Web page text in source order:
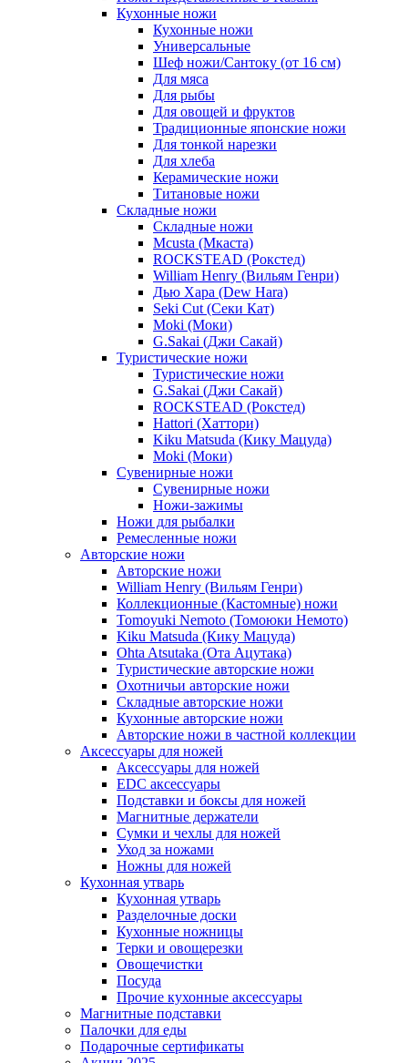
Кухонные ножи
Кухонные ножи
Универсальные
Шеф ножи/Сантоку (от 16 см)
Для мяса
Для рыбы
Для овощей и фруктов
Традиционные японские ножи
Для тонкой нарезки
Для хлеба
Керамические ножи
Титановые ножи
Складные ножи
Складные ножи
Mcusta (Мкаста)
ROCKSTEAD (Рокстед)
William Henry (Вильям Генри)
Дью Хара (Dew Hara)
Seki Cut (Секи Кат)
Moki (Моки)
G.Sakai (Джи Сакай)
Туристические ножи
Туристические ножи
G.Sakai (Джи Сакай)
ROCKSTEAD (Рокстед)
Hattori (Хаттори)
Kiku Matsuda (Кику Мацуда)
Moki (Моки)
Сувенирные ножи
Сувенирные ножи
Ножи-зажимы
Ножи для рыбалки
Ремесленные ножи
Авторские ножи
Авторские ножи
William Henry (Вильям Генри)
Коллекционные (Кастомные) ножи
Tomoyuki Nemoto (Томоюки Немото)
Kiku Matsuda (Кику Мацуда)
Ohta Atsutaka (Ота Ацутака)
Туристические авторские ножи
Охотничьи авторские ножи
Складные авторские ножи
Кухонные авторские ножи
Авторские ножи в частной коллекции
Аксессуары для ножей
Аксессуары для ножей
EDC аксессуары
Подставки и боксы для ножей
Магнитные держатели
Сумки и чехлы для ножей
Уход за ножами
Ножны для ножей
Кухонная утварь
Кухонная утварь
Разделочные доски
Кухонные ножницы
Терки и овощерезки
Овощечистки
Посуда
Прочие кухонные аксессуары
Магнитные подставки
Палочки для еды
Подарочные сертификаты